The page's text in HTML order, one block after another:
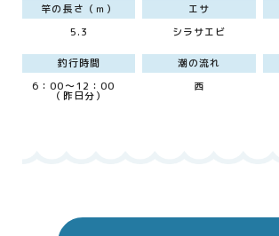
竿の長さ（ｍ）
5.3
エサ
シラサエビ
釣行時間
6：00～12：00
（昨日分）
潮の流れ
西